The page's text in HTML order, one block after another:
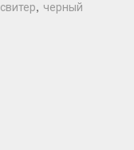
свитер, черный